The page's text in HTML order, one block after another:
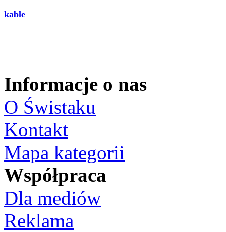
kable
Informacje o nas
O Świstaku
Kontakt
Mapa kategorii
Współpraca
Dla mediów
Reklama